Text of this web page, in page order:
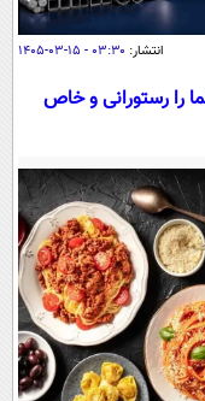
انتشار: ۰۳:۳۰ - ۱۵-۰۳-۱۴۰۵
را رستورانی و خاص